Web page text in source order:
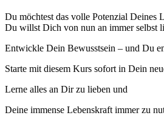
Du möchtest das volle Potenzial Deines
Du willst Dich von nun an immer selbst
Entwickle Dein Bewusstsein – und Du
Starte mit diesem Kurs sofort in Dein
Lerne alles an Dir zu lieben und
Deine immense Lebenskraft immer zu